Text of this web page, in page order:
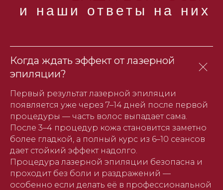
и наши ответы на них
Когда ждать эффект от лазерной
эпиляции?
Первый результат лазерной эпиляции
появляется уже через 7–14 дней после первой
процедуры — часть волос выпадает сама.
После 3–4 процедур кожа становится заметно
более гладкой, а полный курс из 6–10 сеансов
дает стойкий эффект надолго.
Процедура лазерной эпиляции безопасна и
проходит без боли и раздражений —
особенно если делать её в профессиональной